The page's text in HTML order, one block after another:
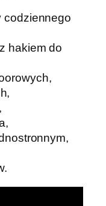
codziennego
hakiem do